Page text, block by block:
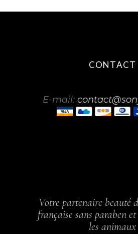
CONTACT
E-mail:
Votre partenaire beauté
française sans paraben
les animaux